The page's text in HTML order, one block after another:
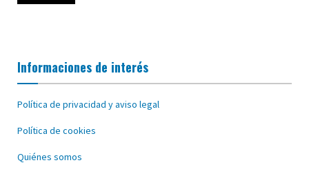
Informaciones de interés
Política de privacidad y aviso legal
Política de cookies
Quiénes somos